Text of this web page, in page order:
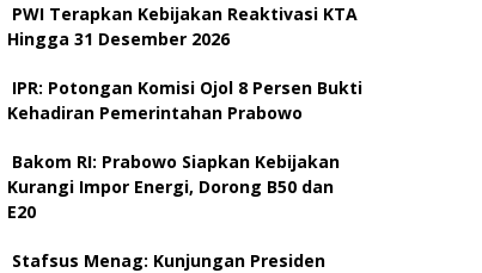
PWI Terapkan Kebijakan Reaktivasi KTA
Hingga 31 Desember 2026
IPR: Potongan Komisi Ojol 8 Persen Bukti
Kehadiran Pemerintahan Prabowo
Bakom RI: Prabowo Siapkan Kebijakan
Kurangi Impor Energi, Dorong B50 dan
E20
Stafsus Menag: Kunjungan Presiden